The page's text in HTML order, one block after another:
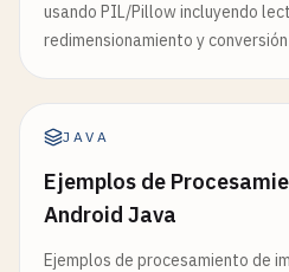
usando PIL/Pillow incluyendo
redimensionamiento y
JAVA
Ejemplos de
Android Java
Ejemplos de procesamiento de